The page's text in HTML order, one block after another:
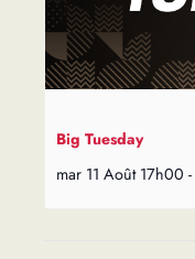
Big Tuesday
mar 11 Août 17h00 -